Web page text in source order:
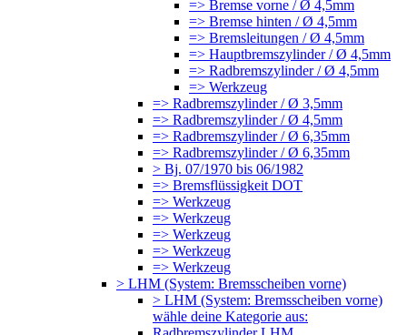
=> Bremse vorne / Ø 4,5mm
=> Bremse hinten / Ø 4,5mm
=> Bremsleitungen / Ø 4,5mm
=> Hauptbremszylinder / Ø 4,5mm
=> Radbremszylinder / Ø 4,5mm
=> Werkzeug
=> Radbremszylinder / Ø 3,5mm
=> Radbremszylinder / Ø 4,5mm
=> Radbremszylinder / Ø 6,35mm
=> Radbremszylinder / Ø 6,35mm
> Bj. 07/1970 bis 06/1982
=> Bremsflüssigkeit DOT
=> Werkzeug
=> Werkzeug
=> Werkzeug
=> Werkzeug
=> Werkzeug
> LHM (System: Bremsscheiben vorne)
> LHM (System: Bremsscheiben vorne)
wähle deine Kategorie aus: